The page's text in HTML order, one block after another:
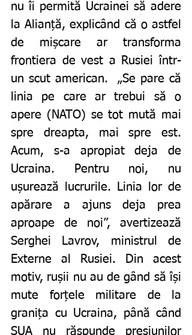
nu îi permită Ucrainei să adere
la Alianță, explicând că o astfel
de mișcare ar transforma
frontiera de vest a Rusiei într-
un scut american.  „Se pare că
linia pe care ar trebui să o
apere (NATO) se tot mută mai
spre dreapta, mai spre est.
Acum, s-a apropiat deja de
Ucraina. Pentru noi, nu
ușurează lucrurile. Linia lor de
apărare a ajuns deja prea
aproape de noi”, avertizează
Serghei Lavrov, ministrul de
Externe al Rusiei. Din acest
motiv, rușii nu au de gând să își
mute forțele militare de la
granița cu Ucraina, până când
SUA nu răspunde presiunilor